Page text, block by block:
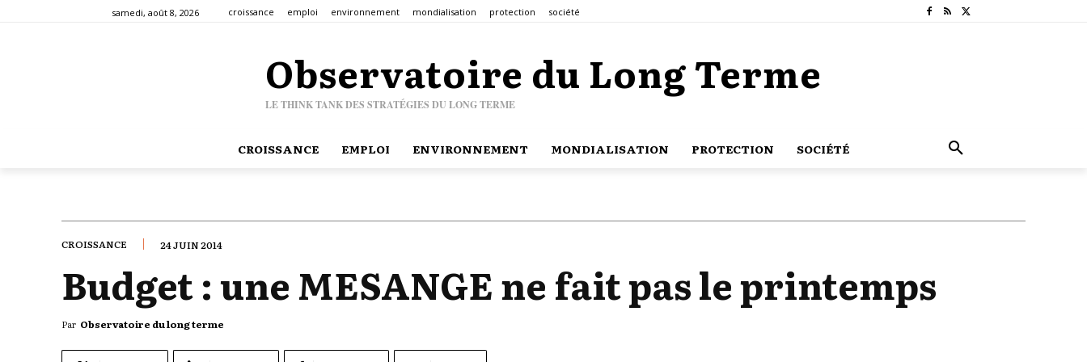
samedi, août 8, 2026 croissance emploi environnement mondialisation protection société
Observatoire du Long Terme
LE THINK TANK DES STRATÉGIES DU LONG TERME
CROISSANCE EMPLOI ENVIRONNEMENT MONDIALISATION PROTECTION SOCIÉTÉ
CROISSANCE 24 JUIN 2014
Budget : une MESANGE ne fait pas le printemps
Par Observatoire du long terme